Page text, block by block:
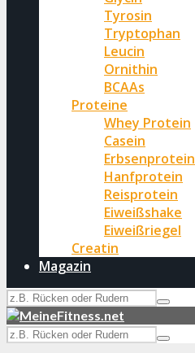
Tyrosin
Tryptophan
Leucin
Ornithin
BCAAs
Proteine
Whey Protein
Casein
Erbsenprotein
Hanfprotein
Reisprotein
Eiweißshake
Eiweißriegel
Creatin
Magazin